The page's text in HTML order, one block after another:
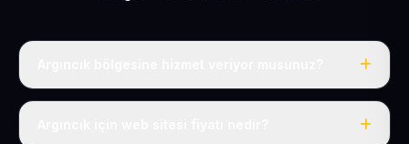
Evet, Argıncık dahil tüm Kocasinan bölgesine eksiksiz